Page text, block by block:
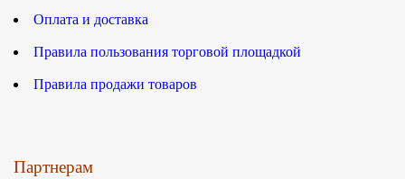
Оплата и доставка
Правила пользования торговой площадкой
Правила продажи товаров
Партнерам